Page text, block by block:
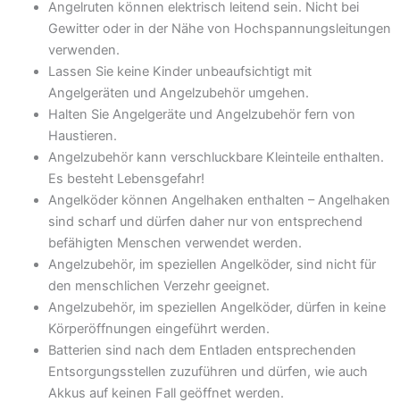
Angelruten können elektrisch leitend sein. Nicht bei
Gewitter oder in der Nähe von Hochspannungsleitungen
verwenden.
Lassen Sie keine Kinder unbeaufsichtigt mit
Angelgeräten und Angelzubehör umgehen.
Halten Sie Angelgeräte und Angelzubehör fern von
Haustieren.
Angelzubehör kann verschluckbare Kleinteile enthalten.
Es besteht Lebensgefahr!
Angelköder können Angelhaken enthalten – Angelhaken
sind scharf und dürfen daher nur von entsprechend
befähigten Menschen verwendet werden.
Angelzubehör, im speziellen Angelköder, sind nicht für
den menschlichen Verzehr geeignet.
Angelzubehör, im speziellen Angelköder, dürfen in keine
Körperöffnungen eingeführt werden.
Batterien sind nach dem Entladen entsprechenden
Entsorgungsstellen zuzuführen und dürfen, wie auch
Akkus auf keinen Fall geöffnet werden.